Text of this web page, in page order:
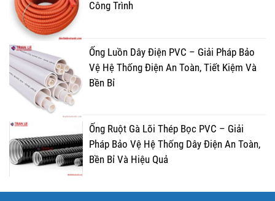
Công Trình
Ống Luồn Dây Điện PVC – Giải Pháp Bảo
Vệ Hệ Thống Điện An Toàn, Tiết Kiệm Và
Bền Bỉ
Ống Ruột Gà Lõi Thép Bọc PVC – Giải
Pháp Bảo Vệ Hệ Thống Dây Điện An Toàn,
Bền Bỉ Và Hiệu Quả